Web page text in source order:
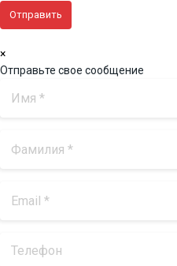
×
Отправьте свое сообщение